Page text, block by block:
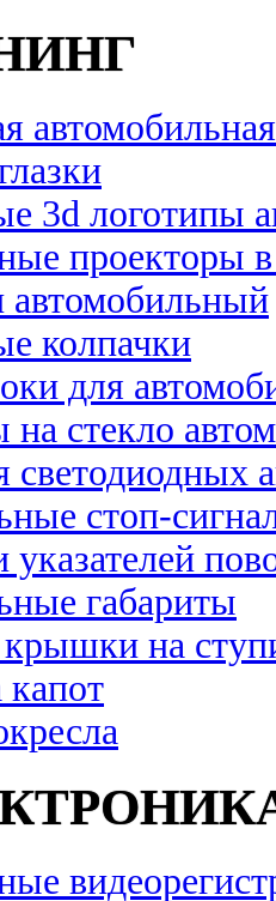
3d логотипы
проекторы
автомобильный
колпачки
для
на стекло
стоп-
габариты
на